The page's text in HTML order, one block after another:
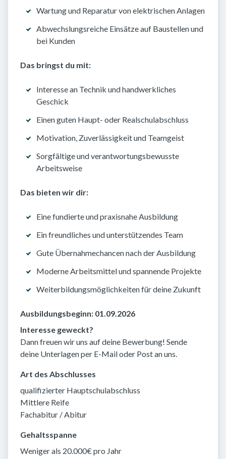
Wartung und Reparatur von elektrischen Anlagen
Abwechslungsreiche Einsätze auf Baustellen und
bei Kunden
Das bringst du mit:
Interesse an Technik und handwerkliches
Geschick
Einen guten Haupt- oder Realschulabschluss
Motivation, Zuverlässigkeit und Teamgeist
Sorgfältige und verantwortungsbewusste
Arbeitsweise
Das bieten wir dir:
Eine fundierte und praxisnahe Ausbildung
Ein freundliches und unterstützendes Team
Gute Übernahmechancen nach der Ausbildung
Moderne Arbeitsmittel und spannende Projekte
Weiterbildungsmöglichkeiten für deine Zukunft
Ausbildungsbeginn: 01.09.2026
Interesse geweckt?
Dann freuen wir uns auf deine Bewerbung! Sende
deine Unterlagen per E-Mail oder Post an uns.
Art des Abschlusses
qualifizierter Hauptschulabschluss
Mittlere Reife
Fachabitur / Abitur
Gehaltsspanne
Weniger als 20.000€ pro Jahr